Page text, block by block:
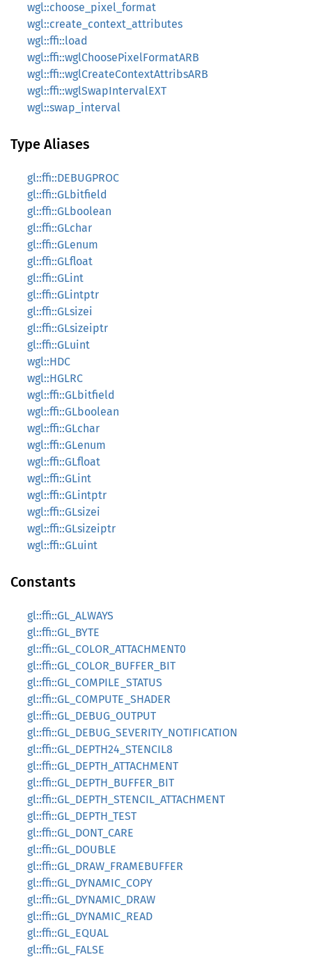
wgl::choose_pixel_format
wgl::create_context_attributes
wgl::ffi::load
wgl::ffi::wglChoosePixelFormatARB
wgl::ffi::wglCreateContextAttribsARB
wgl::ffi::wglSwapIntervalEXT
wgl::swap_interval
Type Aliases
gl::ffi::DEBUGPROC
gl::ffi::GLbitfield
gl::ffi::GLboolean
gl::ffi::GLchar
gl::ffi::GLenum
gl::ffi::GLfloat
gl::ffi::GLint
gl::ffi::GLintptr
gl::ffi::GLsizei
gl::ffi::GLsizeiptr
gl::ffi::GLuint
wgl::HDC
wgl::HGLRC
wgl::ffi::GLbitfield
wgl::ffi::GLboolean
wgl::ffi::GLchar
wgl::ffi::GLenum
wgl::ffi::GLfloat
wgl::ffi::GLint
wgl::ffi::GLintptr
wgl::ffi::GLsizei
wgl::ffi::GLsizeiptr
wgl::ffi::GLuint
Constants
gl::ffi::GL_ALWAYS
gl::ffi::GL_BYTE
gl::ffi::GL_COLOR_ATTACHMENT0
gl::ffi::GL_COLOR_BUFFER_BIT
gl::ffi::GL_COMPILE_STATUS
gl::ffi::GL_COMPUTE_SHADER
gl::ffi::GL_DEBUG_OUTPUT
gl::ffi::GL_DEBUG_SEVERITY_NOTIFICATION
gl::ffi::GL_DEPTH24_STENCIL8
gl::ffi::GL_DEPTH_ATTACHMENT
gl::ffi::GL_DEPTH_BUFFER_BIT
gl::ffi::GL_DEPTH_STENCIL_ATTACHMENT
gl::ffi::GL_DEPTH_TEST
gl::ffi::GL_DONT_CARE
gl::ffi::GL_DOUBLE
gl::ffi::GL_DRAW_FRAMEBUFFER
gl::ffi::GL_DYNAMIC_COPY
gl::ffi::GL_DYNAMIC_DRAW
gl::ffi::GL_DYNAMIC_READ
gl::ffi::GL_EQUAL
gl::ffi::GL_FALSE